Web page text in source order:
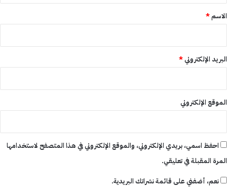
*
الاسم*
البريد الإلكتروني*
الموقع الإلكتروني
احفظ اسمي، بريدي الإلكتروني، والموقع الإلكتروني في هذا المتصفح لاستخدامها
المرة المقبلة في تعليقي.
نعم، أضفني على قائمة نشراتك البريدية.